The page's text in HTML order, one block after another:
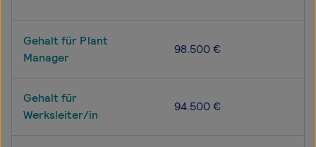
Gehalt für Plant
Manager
98.500 €
Gehalt für
Werksleiter/in
94.500 €